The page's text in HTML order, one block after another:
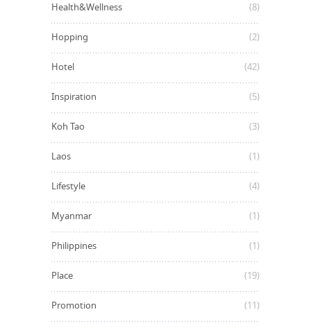
Health&Wellness (8)
Hopping (2)
Hotel (42)
Inspiration (5)
Koh Tao (3)
Laos (1)
Lifestyle (4)
Myanmar (1)
Philippines (1)
Place (19)
Promotion (11)